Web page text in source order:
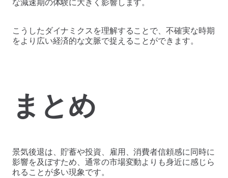
こうしたダイナミクスを理解することで、不確実な時期
をより広い経済的な文脈で捉えることができます。
まとめ
景気後退は、貯蓄や投資、雇用、消費者信頼感に同時に
影響を及ぼすため、通常の市場変動よりも身近に感じら
れることが多い現象です。